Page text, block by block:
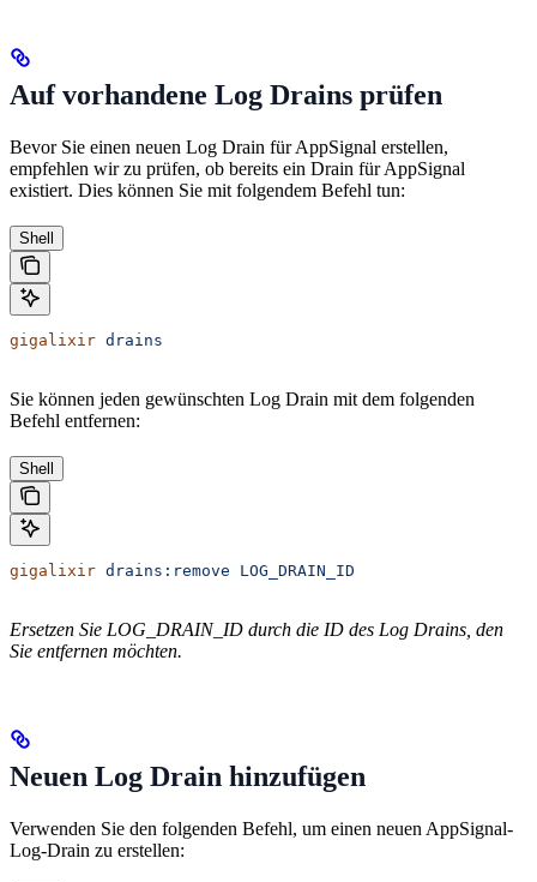
Auf vorhandene Log Drains prüfen
Bevor Sie einen neuen Log Drain für AppSignal erstellen,
empfehlen wir zu prüfen, ob bereits ein Drain für AppSignal
existiert. Dies können Sie mit folgendem Befehl tun:
Shell
gigalixir drains
Sie können jeden gewünschten Log Drain mit dem folgenden
Befehl entfernen:
Shell
gigalixir drains:remove LOG_DRAIN_ID
Ersetzen Sie LOG_DRAIN_ID durch die ID des Log Drains, den
Sie entfernen möchten.
Neuen Log Drain hinzufügen
Verwenden Sie den folgenden Befehl, um einen neuen AppSignal-
Log-Drain zu erstellen: